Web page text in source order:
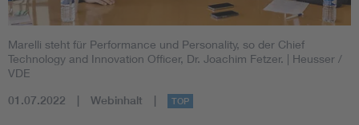
Mobility
Standards
Weitere Themen
Marelli steht für Performance und Personality, so der Chief
Technology and Innovation Officer, Dr. Joachim Fetzer. | Heusser /
VDE
01.07.2022 Webinhalt TOP